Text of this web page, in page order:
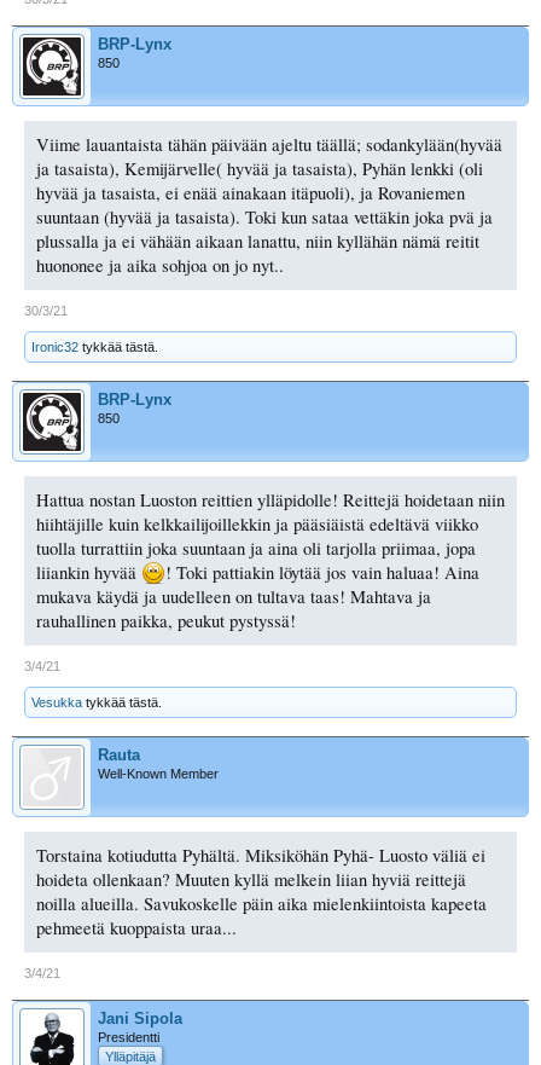
BRP-Lynx
850
Viime lauantaista tähän päivään ajeltu täällä; sodankylään(hyvää
ja tasaista), Kemijärvelle( hyvää ja tasaista), Pyhän lenkki (oli
hyvää ja tasaista, ei enää ainakaan itäpuoli), ja Rovaniemen
suuntaan (hyvää ja tasaista). Toki kun sataa vettäkin joka pvä ja
plussalla ja ei vähään aikaan lanattu, niin kyllähän nämä reitit
huononee ja aika sohjoa on jo nyt..
30/3/21
Ironic32 tykkää tästä.
BRP-Lynx
850
Hattua nostan Luoston reittien ylläpidolle! Reittejä hoidetaan niin
hiihtäjille kuin kelkkailijoillekkin ja pääsiäistä edeltävä viikko
tuolla turrattiin joka suuntaan ja aina oli tarjolla priimaa, jopa
liiankin hyvää
! Toki pattiakin löytää jos vain haluaa! Aina
mukava käydä ja uudelleen on tultava taas! Mahtava ja
rauhallinen paikka, peukut pystyssä!
3/4/21
Vesukka tykkää tästä.
Rauta
Well-Known Member
Torstaina kotiudutta Pyhältä. Miksiköhän Pyhä- Luosto väliä ei
hoideta ollenkaan? Muuten kyllä melkein liian hyviä reittejä
noilla alueilla. Savukoskelle päin aika mielenkiintoista kapeeta
pehmeetä kuoppaista uraa...
3/4/21
Jani Sipola
Presidentti
Ylläpitäjä